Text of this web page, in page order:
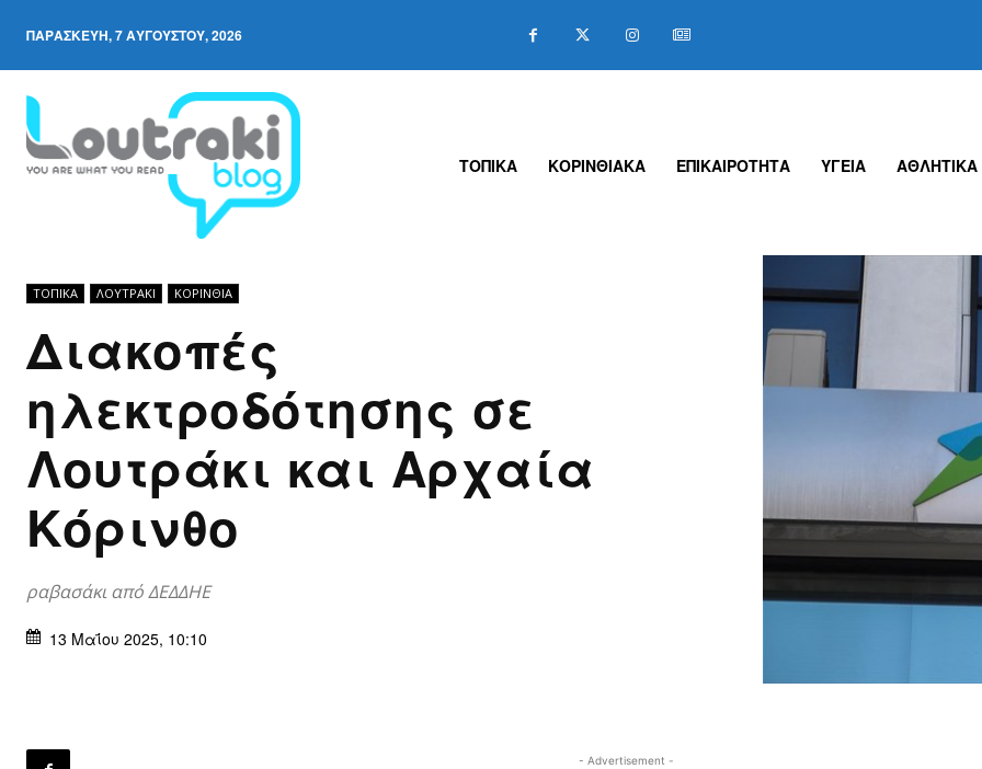
ΠΑΡΑΣΚΕΥΉ, 7 ΑΥΓΟΎΣΤΟΥ, 2026
ΤΟΠΙΚΑ ΚΟΡΙΝΘΙΑΚΑ ΕΠΙΚΑΙΡΟΤΗΤΑ ΥΓΕΙΑ ΑΘΛΗΤΙΚΑ
ΤΟΠΙΚΑ ΛΟΥΤΡΆΚΙ ΚΟΡΙΝΘΊΑ
Διακοπές
ηλεκτροδότησης σε
Λουτράκι και Αρχαία
Κόρινθο
ραβασάκι από ΔΕΔΔΗΕ
13 Μαΐου 2025, 10:10
- Advertisement -